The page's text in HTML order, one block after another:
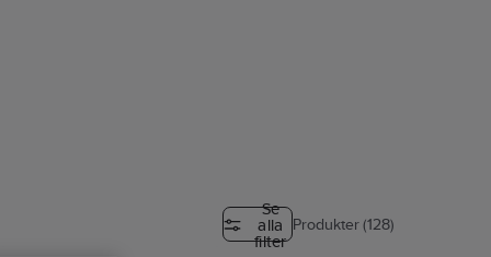
Se
alla
filter
Produkter (128)